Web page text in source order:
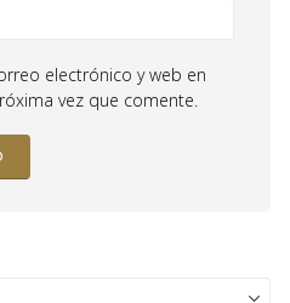
electrónico y web en
vez que comente.